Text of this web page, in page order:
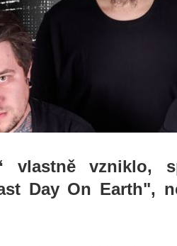
vlastně vzniklo,
Day On Earth",